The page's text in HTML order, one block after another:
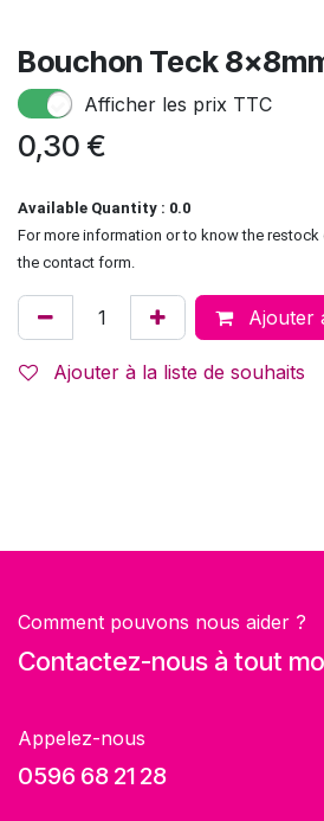
Bouchon Teck
Afficher les prix TTC
0,30 €
Available Quantity : 0.0
For more information or to know the
the contact form.
Ajouter
Ajouter à la liste de souhaits
Comment pouvons nous aider ?
Contactez-nous à tout
Appelez-nous
0596 68 21 28